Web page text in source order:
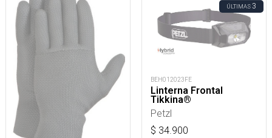
ÚLTIMAS3
BEH012023FE
Linterna Frontal
Tikkina®
Petzl
$ 34.900